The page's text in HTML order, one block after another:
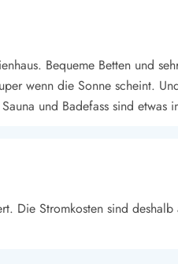
HoustrupEsmark FanöEsmark
Bequeme Betten und
wenn die Sonne scheint.
und Badefass sind
Die Stromkosten sind